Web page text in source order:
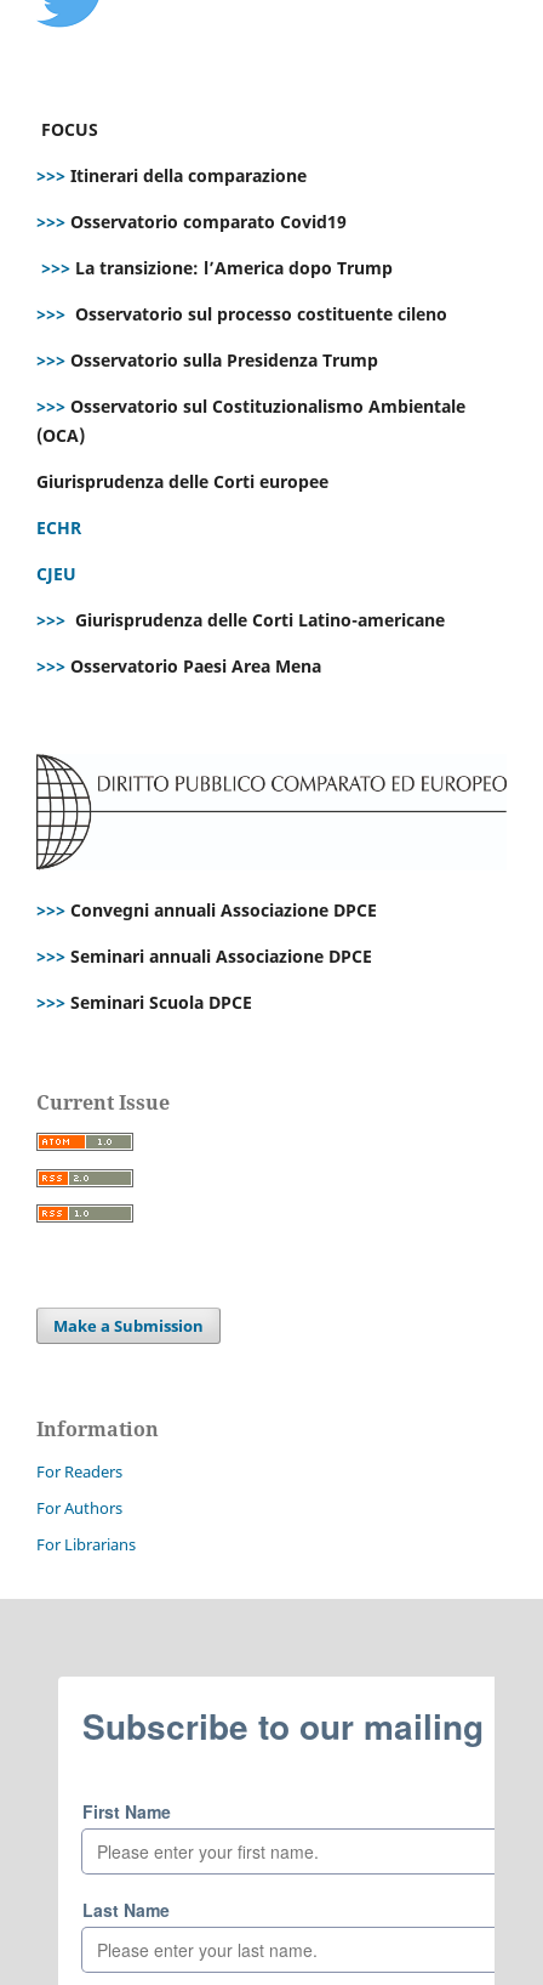
FOCUS
>>> Itinerari della comparazione
>>> Osservatorio comparato Covid19
>>> La transizione: l’America dopo Trump
>>> Osservatorio sul processo costituente cileno
>>> Osservatorio sulla Presidenza Trump
>>> Osservatorio sul Costituzionalismo Ambientale
(OCA)
Giurisprudenza delle Corti europee
ECHR
CJEU
>>> Giurisprudenza delle Corti Latino-americane
>>> Osservatorio Paesi Area Mena
>>> Convegni annuali Associazione DPCE
>>> Seminari annuali Associazione DPCE
>>> Seminari Scuola DPCE
Current Issue
Make a Submission
Information
For Readers
For Authors
For Librarians